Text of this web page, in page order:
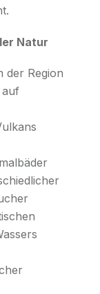
Natur
der Region
auf